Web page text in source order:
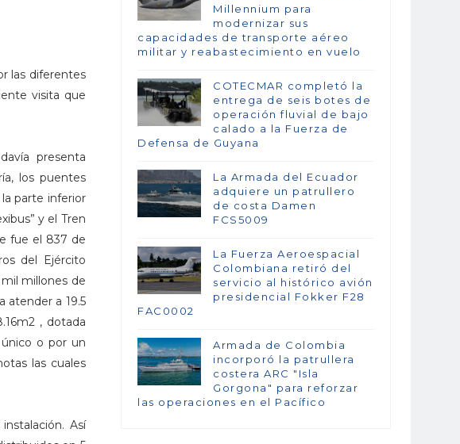
las diferentes
visita que
presenta
los puentes
parte inferior
y el Tren
fue el 837 de
del Ejército
millones de
atender a 19.5
, dotada
o por un
las cuales
Así
Millennium para
modernizar sus
capacidades de transporte aéreo
militar y reabastecimiento en vuelo
COTECMAR completó la
entrega de seis botes de
operación fluvial de bajo
calado a la Fuerza de
Defensa de Guyana
La Armada del Ecuador
adquiere un patrullero
de costa Damen
FCS5009
La Fuerza Aeroespacial
Colombiana retiró del
servicio al histórico avión
presidencial Fokker F28
FAC0002
Armada de Colombia
incorporó la patrullera
costera ARC "Isla
Gorgona" para reforzar
las operaciones en el Pacífico